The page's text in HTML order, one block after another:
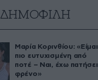
ΔΗΜΟΦΙΛΗ
Μαρία Κορινθίου: «Είμαι
πιο ευτυχισμένη από
ποτέ – Ναι, έχω πατήσει
φρένο»